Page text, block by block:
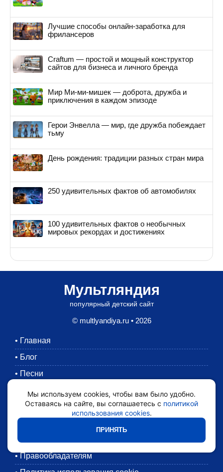
Лучшие способы онлайн-заработка для
фрилансеров
Craftum — простой и мощный конструктор
сайтов для бизнеса и личного бренда
Мир Ми-ми-мишек — доброта, дружба и
приключения в каждом эпизоде
Герои Энвелла — мир, где дружба побеждает
тьму
День рождения: традиции разных стран мира
250 удивительных фактов об автомобилях
100 удивительных фактов о необычных
мировых рекордах и достижениях
Мультляндия
популярный детский сайт
© multlyandiya.ru • 2026
• Главная
• Блог
• Песни
Раскраски
Картинки
•
•
• Правообладателям
Мы используем cookies, чтобы вам было удобно.
Оставаясь на сайте, вы соглашаетесь с политикой
использования cookies.
ПРИНЯТЬ